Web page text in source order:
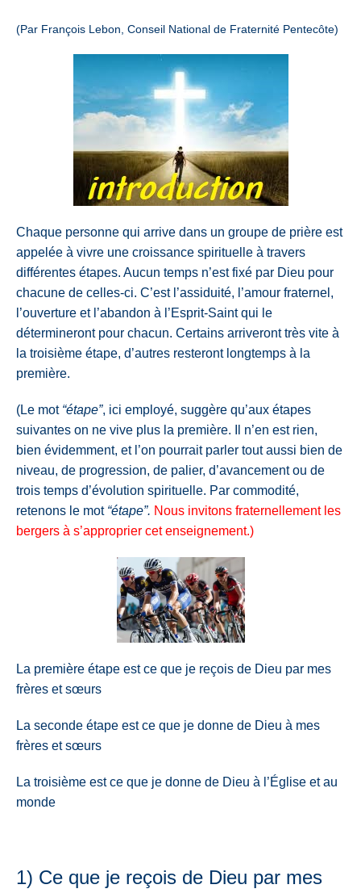
(Par François Lebon, Conseil National de Fraternité Pentecôte)
Chaque personne qui arrive dans un groupe de prière est
appelée à vivre une croissance spirituelle à travers
différentes étapes. Aucun temps n’est fixé par Dieu pour
chacune de celles-ci. C’est l’assiduité, l’amour fraternel,
l’ouverture et l’abandon à l’Esprit-Saint qui le
détermineront pour chacun. Certains arriveront très vite à
la troisième étape, d’autres resteront longtemps à la
première.
(Le mot “étape”, ici employé, suggère qu’aux étapes
suivantes on ne vive plus la première. Il n’en est rien,
bien évidemment, et l’on pourrait parler tout aussi bien de
niveau, de progression, de palier, d’avancement ou de
trois temps d’évolution spirituelle. Par commodité,
retenons le mot “étape”. Nous invitons fraternellement les
bergers à s’approprier cet enseignement.)
La première étape est ce que je reçois de Dieu par mes
frères et sœurs
La seconde étape est ce que je donne de Dieu à mes
frères et sœurs
La troisième est ce que je donne de Dieu à l’Église et au
monde
1) Ce que je reçois de Dieu par mes